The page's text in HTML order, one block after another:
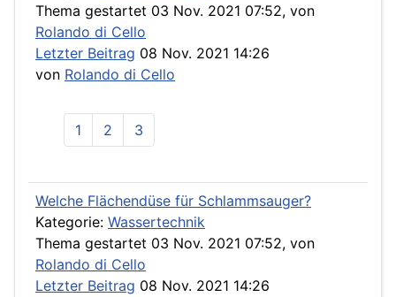
Thema gestartet 03 Nov. 2021 07:52, von
Rolando di Cello
Letzter Beitrag 08 Nov. 2021 14:26
von Rolando di Cello
1 2 3
Welche Flächendüse für Schlammsauger?
Kategorie: Wassertechnik
Thema gestartet 03 Nov. 2021 07:52, von
Rolando di Cello
Letzter Beitrag 08 Nov. 2021 14:26